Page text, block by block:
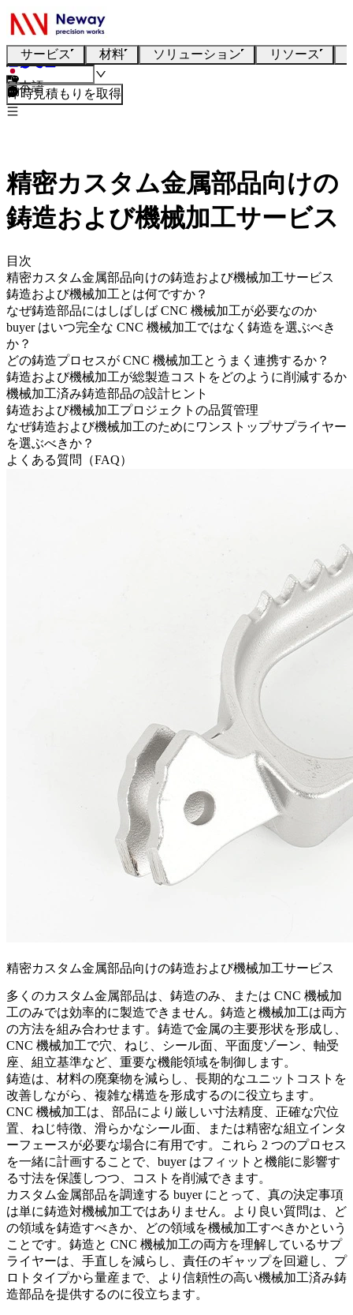
サービス 材料 ソリューション リソース
日本語
即時見積もりを取得
精密カスタム金属部品向けの
鋳造および機械加工サービス
目次
精密カスタム金属部品向けの鋳造および機械加工サービス
鋳造および機械加工とは何ですか？
なぜ鋳造部品にはしばしば CNC 機械加工が必要なのか
buyer はいつ完全な CNC 機械加工ではなく鋳造を選ぶべき
か？
どの鋳造プロセスが CNC 機械加工とうまく連携するか？
鋳造および機械加工が総製造コストをどのように削減するか
機械加工済み鋳造部品の設計ヒント
鋳造および機械加工プロジェクトの品質管理
なぜ鋳造および機械加工のためにワンストップサプライヤー
を選ぶべきか？
よくある質問（FAQ）
精密カスタム金属部品向けの鋳造および機械加工サービス
多くのカスタム金属部品は、鋳造のみ、または CNC 機械加
工のみでは効率的に製造できません。 鋳造と機械加工は両方
の方法を組み合わせます。鋳造で金属の主要形状を形成し、
CNC 機械加工で穴、ねじ、シール面、平面度ゾーン、軸受
座、組立基準など、重要な機能領域を制御します。
鋳造は、材料の廃棄物を減らし、長期的なユニットコストを
改善しながら、複雑な構造を形成するのに役立ちます。
CNC 機械加工は、部品により厳しい寸法精度、正確な穴位
置、ねじ特徴、滑らかなシール面、または精密な組立インタ
ーフェースが必要な場合に有用です。これら 2 つのプロセス
を一緒に計画することで、buyer はフィットと機能に影響す
る寸法を保護しつつ、コストを削減できます。
カスタム金属部品を調達する buyer にとって、真の決定事項
は単に鋳造対機械加工ではありません。より良い質問は、ど
の領域を鋳造すべきか、どの領域を機械加工すべきかという
ことです。鋳造と CNC 機械加工の両方を理解しているサプ
ライヤーは、手直しを減らし、責任のギャップを回避し、プ
ロトタイプから量産まで、より信頼性の高い機械加工済み鋳
造部品を提供するのに役立ちます。